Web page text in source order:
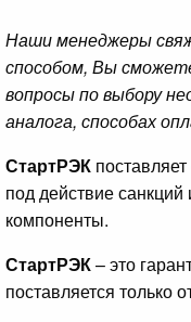
Наши менеджеры
способом, Вы
вопросы по выбору
аналога, способах
СтартРЭК
под действие
компоненты.
СтартРЭК– это
поставляется только